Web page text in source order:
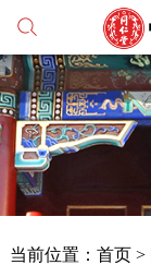
当前位置： 首页>